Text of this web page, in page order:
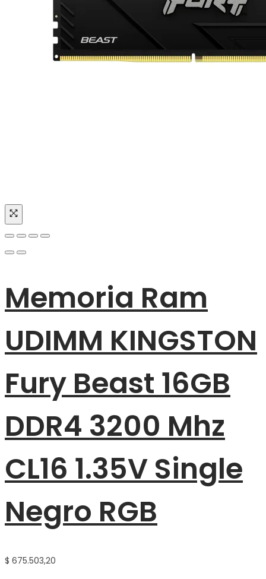
Memoria Ram
UDIMM KINGSTON
Fury Beast 16GB
DDR4 3200 Mhz
CL16 1.35V Single
Negro RGB
$ 675.503,20